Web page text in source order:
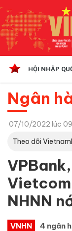
HỘI NHẬP
Ngân
07/10/2022 lúc
Theo dõi
NHNN
VNHN
4 ngân